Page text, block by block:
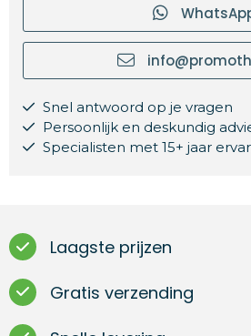
Snel antwoord op je vragen
Persoonlijk en deskundig
Specialisten met 15+ jaar
Laagste prijzen
Gratis verzending